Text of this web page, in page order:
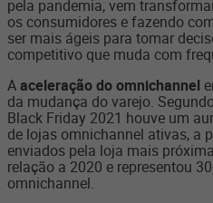
pela pandemia, vem
os consumidores e fazendo
ser mais ágeis para tomar
competitivo que muda com
Aaceleração do omnichannel
da mudança do varejo.
Black Friday 2021 houve um
de lojas omnichannel ativas, a
enviados pela loja mais
relação a 2020 e representou
omnichannel.